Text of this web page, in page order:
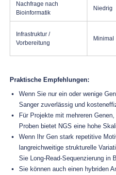
Nachfrage nach
Bioinformatik
Niedrig
Infrastruktur /
Vorbereitung
Minimal
Praktische Empfehlungen:
Wenn Sie nur ein oder wenige
Sanger zuverlässig und
Für Projekte mit mehreren
Proben bietet NGS eine hohe
Wenn Ihr Gen stark repetitive
langreichweitige strukturelle
Sie Long-Read-Sequenzierung in
Sie können auch einen hybriden